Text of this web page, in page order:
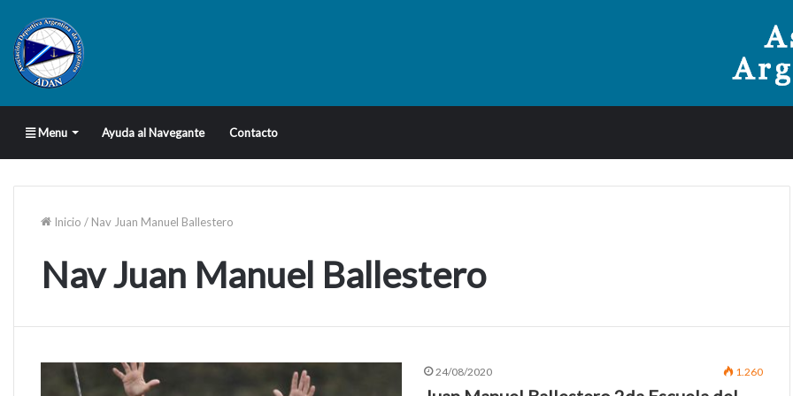
Menu Ayuda al Navegante Contacto
Inicio / Nav Juan Manuel Ballestero
Nav Juan Manuel Ballestero
24/08/2020 1.260